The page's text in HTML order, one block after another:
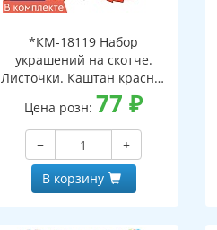
*КМ-18119 Набор
украшений на скотче.
Листочки. Каштан красно-
оранжевый (10 шт. в
наборе, двухсторонний,
ВД-лак)
Цена розн: 77₽
−
+
В корзину